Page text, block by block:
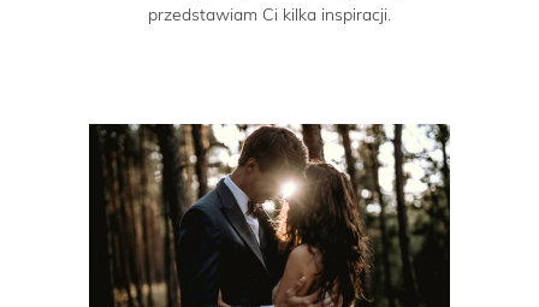
przedstawiam Ci kilka inspiracji.